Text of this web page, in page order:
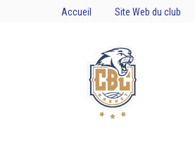
Accueil Site Web du club